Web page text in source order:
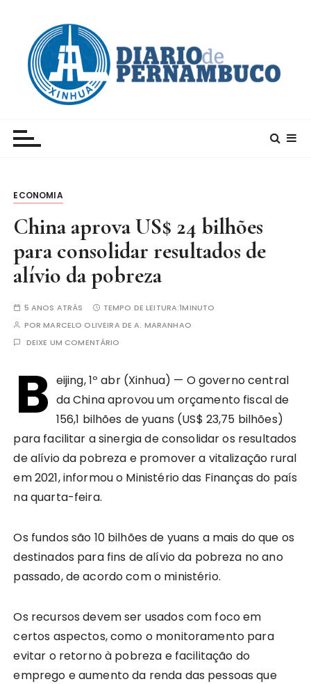
ECONOMIA
China aprova US$ 24 bilhões
para consolidar resultados de
alívio da pobreza
5 ANOS ATRÁS TEMPO DE LEITURA:1MINUTO
PORMARCELO OLIVEIRA DE A. MARANHAO
DEIXE UM COMENTÁRIO
B eijing, 1º abr (Xinhua) — O governo central
da China aprovou um orçamento fiscal de
156,1 bilhões de yuans (US$ 23,75 bilhões)
para facilitar a sinergia de consolidar os resultados
de alívio da pobreza e promover a vitalização rural
em 2021, informou o Ministério das Finanças do país
na quarta-feira.
Os fundos são 10 bilhões de yuans a mais do que os
destinados para fins de alívio da pobreza no ano
passado, de acordo com o ministério.
Os recursos devem ser usados com foco em
certos aspectos, como o monitoramento para
evitar o retorno à pobreza e facilitação do
emprego e aumento da renda das pessoas que